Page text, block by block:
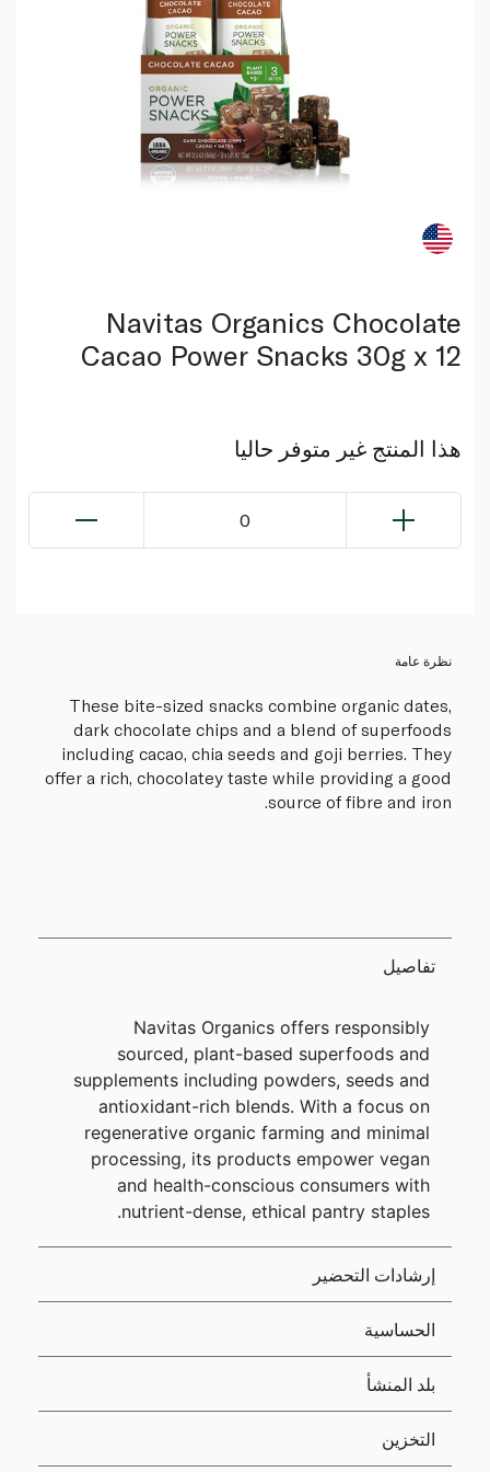
Navitas Organics Chocolate
Cacao Power Snacks 30g x 12
هذا المنتج غير متوفر حاليا
0
نظرة عامة
These bite-sized snacks combine organic dates,
dark chocolate chips and a blend of superfoods
including cacao, chia seeds and goji berries. They
offer a rich, chocolatey taste while providing a good
source of fibre and iron.
تفاصيل
Navitas Organics offers responsibly
sourced, plant-based superfoods and
supplements including powders, seeds and
antioxidant-rich blends. With a focus on
regenerative organic farming and minimal
processing, its products empower vegan
and health-conscious consumers with
nutrient-dense, ethical pantry staples.
إرشادات التحضير
الحساسية
بلد المنشأ
التخزين